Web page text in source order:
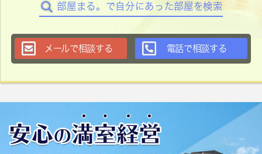
部屋まる。で自分にあった部屋を検索
メールで相談する 電話で相談する